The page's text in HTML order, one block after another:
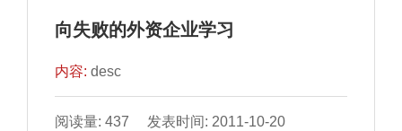
向失败的外资企业学习
内容:desc
阅读量: 437 发表时间: 2011-10-20